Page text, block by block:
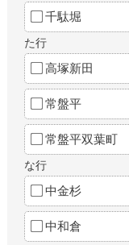
千駄堀
た行
高塚新田
常盤平
常盤平双葉町
な行
中金杉
中和倉